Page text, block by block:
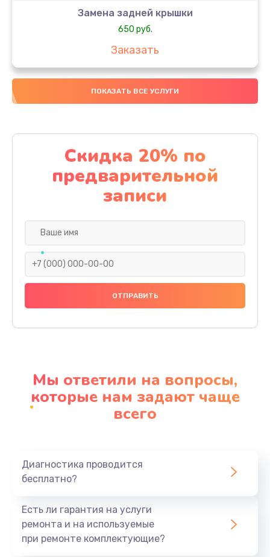
Замена задней крышки
650 руб.
Заказать
Замена аккумулятора
4000 руб.
Замена материнской платы
1100 руб.
Заказать
Замена праймера
1000 руб.
Заказать
Профилактическая чистка
Заказать
ПОКАЗАТЬ ВСЕ УСЛУГИ
Скидка 20% по
предварительной
записи
Мы ответили на вопросы,
которые нам задают чаще
всего
Диагностика проводится
бесплатно?
Есть ли гарантия на услуги
ремонта и на используемые
при ремонте комплектующие?